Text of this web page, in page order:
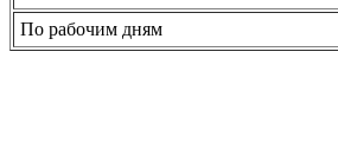
По рабочим дням